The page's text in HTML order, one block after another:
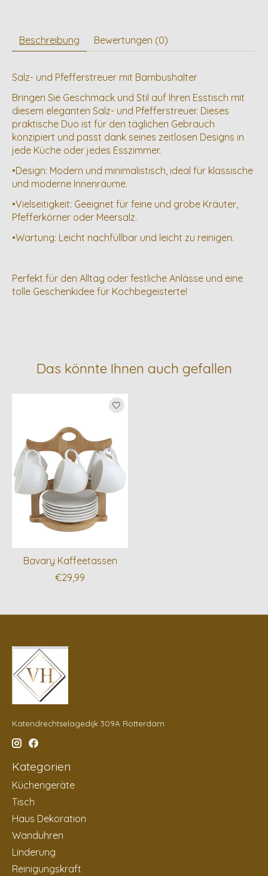
Beschreibung Bewertungen (0)
Salz- und Pfefferstreuer mit Bambushalter
Bringen Sie Geschmack und Stil auf Ihren Esstisch mit
diesem eleganten Salz- und Pfefferstreuer. Dieses
praktische Duo ist für den täglichen Gebrauch
konzipiert und passt dank seines zeitlosen Designs in
jede Küche oder jedes Esszimmer.
•Design: Modern und minimalistisch, ideal für klassische
und moderne Innenräume.
•Vielseitigkeit: Geeignet für feine und grobe Kräuter,
Pfefferkörner oder Meersalz.
•Wartung: Leicht nachfüllbar und leicht zu reinigen.
Perfekt für den Alltag oder festliche Anlässe und eine
tolle Geschenkidee für Kochbegeisterte!
Das könnte Ihnen auch gefallen
Produkt-Karussell-Artikel
Bavary Kaffeetassen
€29,99
Katendrechtselagedijk 309A Rotterdam
Kategorien
Küchengeräte
Tisch
Haus Dekoration
Wanduhren
Linderung
Reinigungskraft